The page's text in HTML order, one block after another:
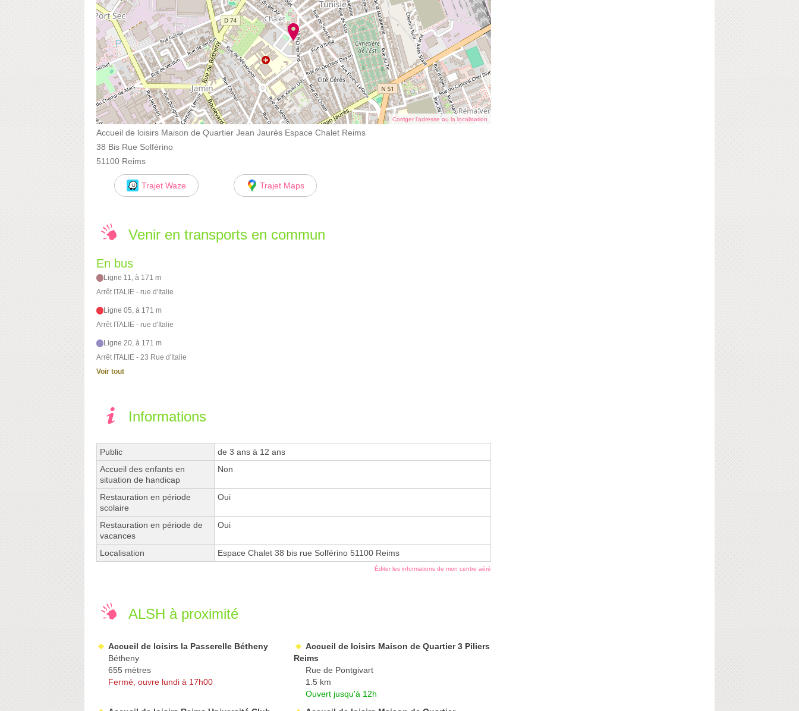
Corriger l’adresse ou la localisation
Accueil de loisirs Maison de Quartier Jean Jaurès Espace Chalet Reims
38 Bis Rue Solférino
51100 Reims
Trajet Waze Trajet Maps
Venir en transports en commun
En bus
Ligne 11, à 171 m
Arrêt ITALIE - rue d'Italie
Ligne 05, à 171 m
Arrêt ITALIE - rue d'Italie
Ligne 20, à 171 m
Arrêt ITALIE - 23 Rue d'Italie
Voir tout
Informations
Public
de 3 ans à 12 ans
Accueil des enfants en
situation de handicap
Non
Restauration en période
scolaire
Oui
Restauration en période de
vacances
Oui
Localisation Espace Chalet 38 bis rue Solférino 51100 Reims
Éditer les informations de mon centre aéré
ALSH à proximité
Accueil de loisirs la Passerelle Bétheny
Bétheny
655 mètres
Fermé, ouvre lundi à 17h00
Accueil de loisirs Maison de Quartier 3 Piliers
Reims
Rue de Pontgivart
1.5 km
Ouvert jusqu'à 12h